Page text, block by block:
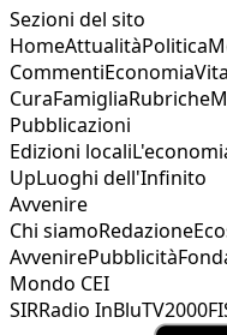
Sezioni del sito
HomeAttualitàPolitica
CommentiEconomia
CuraFamigliaRubriche
Pubblicazioni
Edizioni locali
UpLuoghi dell'Infinito
Avvenire
Chi siamoRedazione
AvvenirePubblicità
Mondo CEI
SIRRadio InBluTV2000